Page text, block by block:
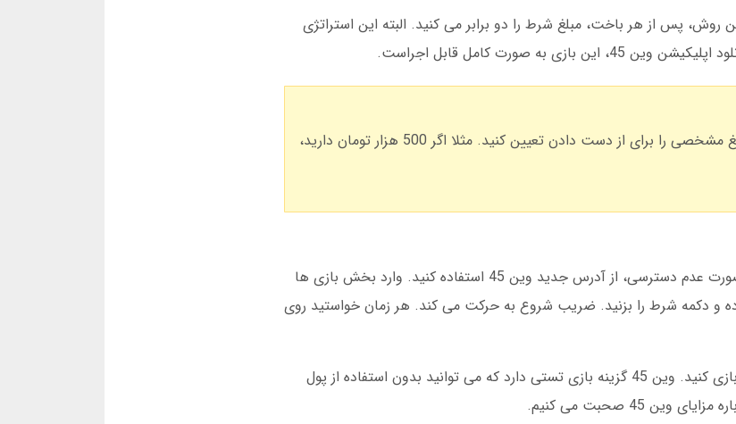
روش، پس از هر باخت، مبلغ شرط را دو برابر می کنید. البته این استراتژی
صورت کامل قابل اجراست.
در صورت وین 45 بدون فیلتر، حتما قبل از بازی انفجار، مبلغ مشخصی را برای از دست دادن تعیین کنید. مثلا اگر 500 هزار تومان دارید،
برای شروع بازی انفجار، ابتدا وارد سایت وین 45 شوید. در صورت عدم دسترسی، از آدرس جدید وین 45 استفاده کنید. وارد بخش بازی ها
کرده و دکمه شرط را بزنید. ضریب شروع به حرکت می کند. هر زمان خواستید روی
اگر تازه کار هستید، پیشنهاد می کنیم چند بار با حالت تست بازی کنید. وین 45 گزینه بازی تستی دارد که می توانید بدون استفاده از پول
45 صحبت می کنیم.